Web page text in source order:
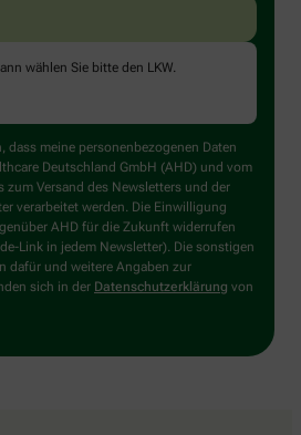
wählen Sie bitte den LKW.
dass meine personenbezogenen Daten
Deutschland GmbH (AHD) und vom
zum Versand des Newsletters und der
verarbeitet werden. Die Einwilligung
AHD für die Zukunft widerrufen
Link in jedem Newsletter). Die sonstigen
dafür und weitere Angaben zur
sich in der Datenschutzerklärung von